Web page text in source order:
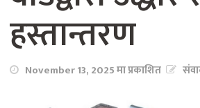
हस्तान्तरण
November 13, 2025 मा प्रकाशित